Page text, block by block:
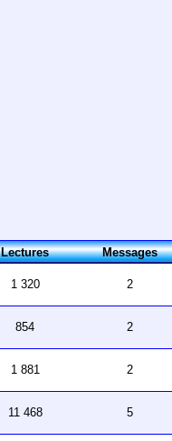
Lectures Messages
1 320 2
854 2
1 881 2
11 468 5